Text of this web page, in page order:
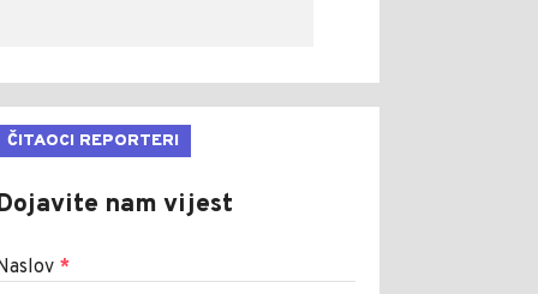
ČITAOCI REPORTERI
nam vijest
*